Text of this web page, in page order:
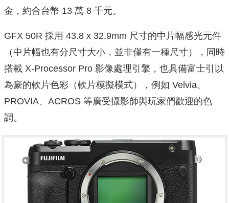
金，約合台幣 13 萬 8 千元。
GFX 50R 採用 43.8 x 32.9mm 尺寸的中片幅感光元件
（中片幅也有分尺寸大小，並非僅有一種尺寸），同時
搭載 X-Processor Pro 影像處理引擎，也具備富士引以
為豪的軟片色彩（軟片模擬模式），例如 Velvia、
PROVIA、ACROS 等廣受攝影師與玩家們歡迎的色
調。